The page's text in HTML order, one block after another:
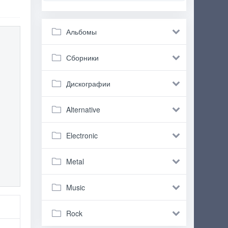
Альбомы
Сборники
Дискографии
Alternative
Electronic
Metal
Music
Rock